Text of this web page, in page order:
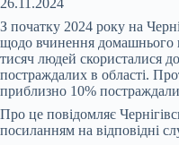
та
протидії
насильству,
насильству
26.11.2024
З початку 2024 року на
щодо вчинення домашнього
тисяч людей скористалися
постраждалих в області.
приблизно 10%
Про це повідомляє
посиланням на відповідні